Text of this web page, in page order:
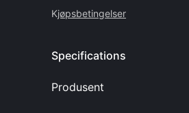
Kjøpsbetingelser
Specifications
Produsent